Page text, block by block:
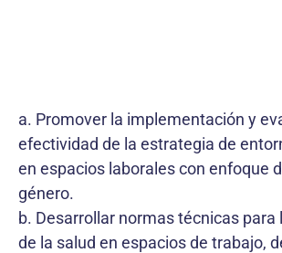
a. Promover la implementación y
efectividad de la estrategia de
en espacios laborales con enfoque
género.
b. Desarrollar normas técnicas para
de la salud en espacios de trabajo,